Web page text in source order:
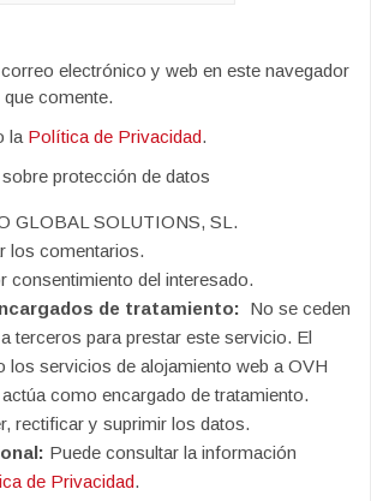
electrónico y web en este navegador
comente.
la Política de Privacidad.
protección de datos
GLOBAL SOLUTIONS, SL.
los comentarios.
consentimiento del interesado.
de tratamiento: No se ceden
terceros para prestar este servicio. El
los servicios de alojamiento web a OVH
como encargado de tratamiento.
rectificar y suprimir los datos.
Puede consultar la información
de Privacidad.